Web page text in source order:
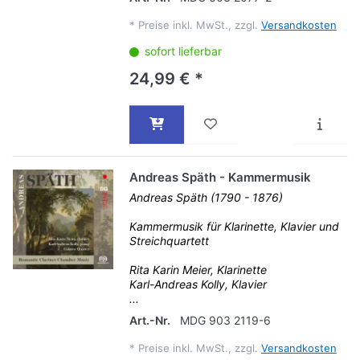
* Preise inkl. MwSt., zzgl. Versandkosten
sofort lieferbar
24,99 € *
Andreas Späth - Kammermusik
Andreas Späth (1790 - 1876)
Kammermusik für Klarinette, Klavier und
Streichquartett
Rita Karin Meier, Klarinette
Karl-Andreas Kolly, Klavier
...
Art.-Nr.
MDG 903 2119-6
* Preise inkl. MwSt., zzgl. Versandkosten